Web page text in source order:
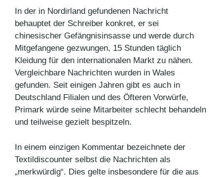
In der in Nordirland gefundenen Nachricht
behauptet der Schreiber konkret, er sei
chinesischer Gefängnisinsasse und werde durch
Mitgefangene gezwungen, 15 Stunden täglich
Kleidung für den internationalen Markt zu nähen.
Vergleichbare Nachrichten wurden in Wales
gefunden. Seit einigen Jahren gibt es auch in
Deutschland Filialen und des Öfteren Vorwürfe,
Primark würde seine Mitarbeiter schlecht behandeln
und teilweise gezielt bespitzeln.
In einem einzigen Kommentar bezeichnete der
Textildiscounter selbst die Nachrichten als
„merkwürdig“. Dies gelte insbesondere für die aus